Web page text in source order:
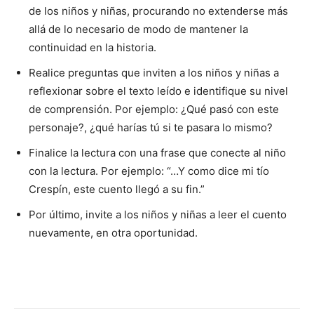
de los niños y niñas, procurando no extenderse más
allá de lo necesario de modo de mantener la
continuidad en la historia.
Realice preguntas que inviten a los niños y niñas a
reflexionar sobre el texto leído e identifique su nivel
de comprensión. Por ejemplo: ¿Qué pasó con este
personaje?, ¿qué harías tú si te pasara lo mismo?
Finalice la lectura con una frase que conecte al niño
con la lectura. Por ejemplo: “…Y como dice mi tío
Crespín, este cuento llegó a su fin.”
Por último, invite a los niños y niñas a leer el cuento
nuevamente, en otra oportunidad.